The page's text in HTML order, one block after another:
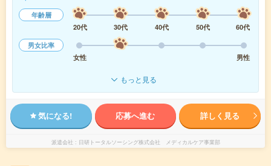
年齢層
20代
30代 40代 50代
60代
男女比率
女性
男性
もっと見る
気になる! 応募へ進む 詳しく見る
派遣会社 日研トータルソーシング株式会社 メディカルケア事業部